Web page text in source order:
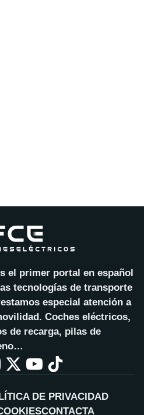
el primer portal en español
tecnologías de transporte
especial atención a
Coches eléctricos,
de recarga, pilas de
DE PRIVACIDAD
CONTACTA